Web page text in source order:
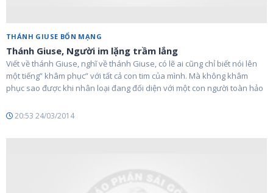
THÁNH GIUSE BỔN MẠNG
Thánh Giuse, Người im lặng trầm lắng
Viết về thánh Giuse, nghĩ về thánh Giuse, có lẽ ai cũng chỉ biết nói lên
một tiếng” khâm phục” với tất cả con tim của mình. Mà không khâm
phục sao được khi nhân loại đang đối diện với một con người toàn hảo
20:53 24/03/2014